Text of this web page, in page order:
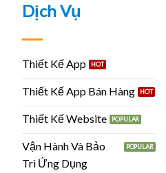
Dịch Vụ
Thiết Kế App
Thiết Kế App Bán Hàng
Thiết Kế Website
Vận Hành Và Bảo
Trì Ứng Dụng